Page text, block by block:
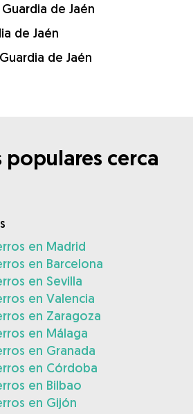
de Jaén
de Jaén
de Jaén
populares cerca
en Madrid
en Barcelona
en Sevilla
en Valencia
en Zaragoza
en Málaga
en Granada
en Córdoba
en Bilbao
en Gijón